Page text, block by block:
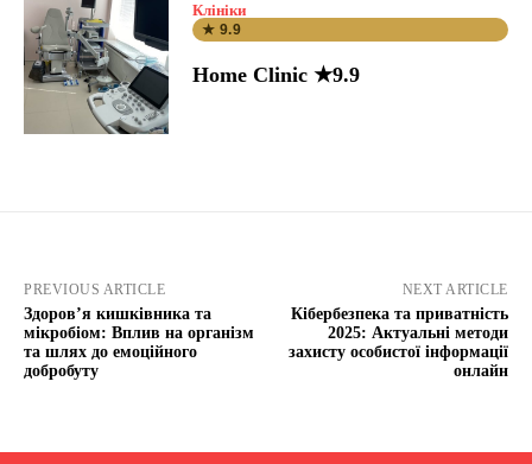
Клініки
★ 9.9
Home Clinic ★9.9
PREVIOUS ARTICLE
Здоров’я кишківника та
мікробіом: Вплив на організм
та шлях до емоційного
добробуту
NEXT ARTICLE
Кібербезпека та приватність
2025: Актуальні методи
захисту особистої інформації
онлайн